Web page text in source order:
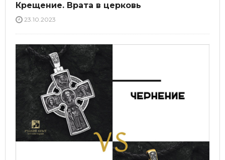
Крещение. Врата в церковь
23.10.2023